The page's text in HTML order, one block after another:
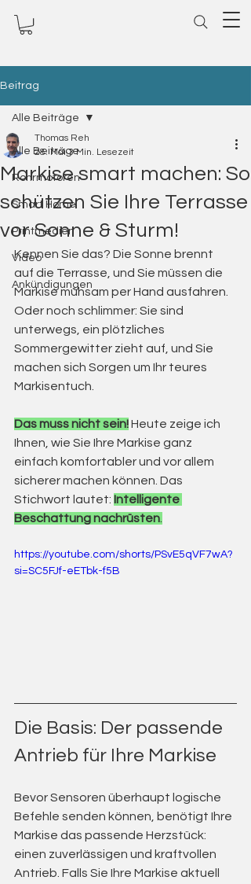
Beitrag
Alle Beiträge
Rohrmotoren
Smart Home
Printmedien
Video
Ankündigungen
Alle Beiträge
Markise smart machen: So
schützen Sie Ihre Terrasse
vor Sonne & Sturm!
Thomas Reh
28. Mai 3 Min. Lesezeit
Kennen Sie das? Die Sonne brennt
auf die Terrasse, und Sie müssen die
Markise mühsam per Hand ausfahren.
Oder noch schlimmer: Sie sind
unterwegs, ein plötzliches
Sommergewitter zieht auf, und Sie
machen sich Sorgen um Ihr teures
Markisentuch.
Das muss nicht sein! Heute zeige ich
Ihnen, wie Sie Ihre Markise ganz
einfach komfortabler und vor allem
sicherer machen können. Das
Stichwort lautet: Intelligente
Beschattung nachrüsten
https://youtube.com/shorts/PSvE5qVF7wA?
si=SC5FJf-eETbk-f5B
Die Basis: Der passende
Antrieb für Ihre Markise
Bevor Sensoren überhaupt logische
Befehle senden können, benötigt Ihre
Markise das passende Herzstück:
einen zuverlässigen und kraftvollen
Antrieb. Falls Sie Ihre Markise aktuell